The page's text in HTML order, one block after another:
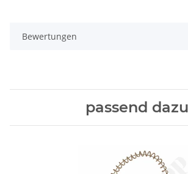
Bewertungen
passend dazu